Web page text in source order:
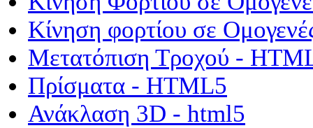
Κίνηση φορτίου σε
Μετατόπιση Τροχού -
Πρίσματα - HTML5
Ανάκλαση 3D - html5